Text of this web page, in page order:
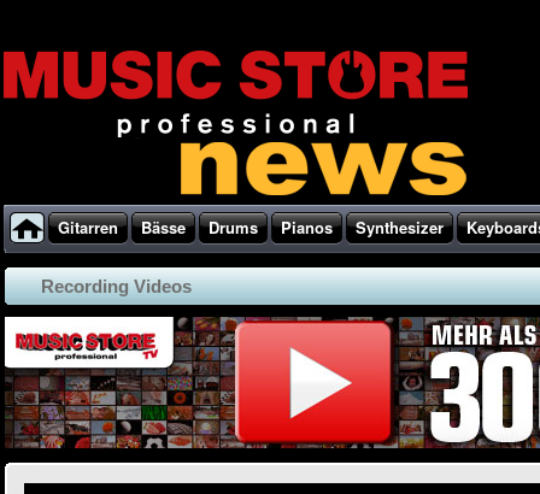
Gitarren Bässe Drums Pianos Synthesizer
Recording Videos